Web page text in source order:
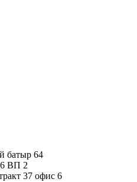
батыр 64
ВП 2
37 офис 6